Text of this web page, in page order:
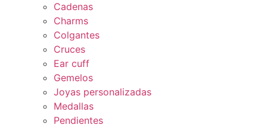
Cadenas
Charms
Colgantes
Cruces
Ear cuff
Gemelos
Joyas personalizadas
Medallas
Pendientes